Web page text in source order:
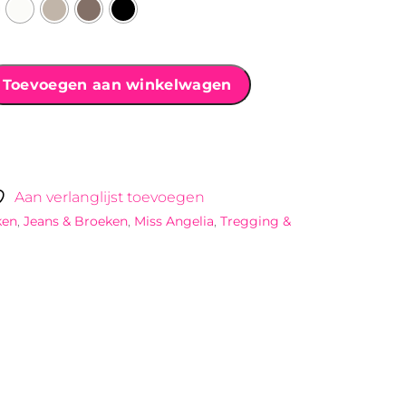
Toevoegen aan winkelwagen
Aan verlanglijst toevoegen
,Jeans & Broeken, Miss Angelia,Tregging &